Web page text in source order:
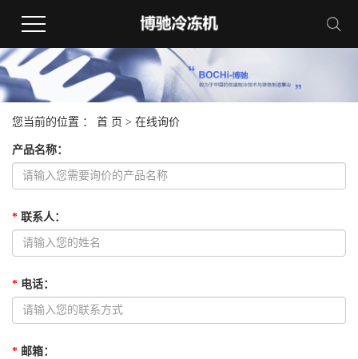
您当前的位置 ： 首 页 > 在线询价
产品名称：
* 联系人：
* 电话：
* 邮箱：